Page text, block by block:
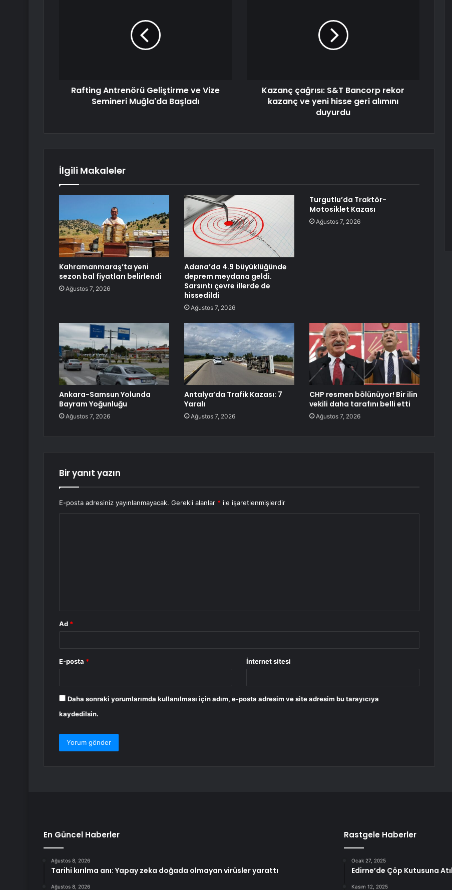
Rafting Antrenörü Geliştirme ve Vize
Semineri Muğla'da Başladı
Kazanç çağrısı: S&T Bancorp rekor
kazanç ve yeni hisse geri alımını
duyurdu
İlgili Makaleler
Kahramanmaraş’ta yeni
sezon bal fiyatları belirlendi
Ağustos 7, 2026
Adana’da 4.9 büyüklüğünde
deprem meydana geldi.
Sarsıntı çevre illerde de
hissedildi
Ağustos 7, 2026
Turgutlu’da Traktör-
Motosiklet Kazası
Ağustos 7, 2026
Ankara-Samsun Yolunda
Bayram Yoğunluğu
Ağustos 7, 2026
Antalya’da Trafik Kazası: 7
Yaralı
Ağustos 7, 2026
CHP resmen bölünüyor! Bir ilin
vekili daha tarafını belli etti
Ağustos 7, 2026
Bir yanıt yazın
E-posta adresiniz yayınlanmayacak. Gerekli alanlar * ile işaretlenmişlerdir
Ad *
E-posta * İnternet sitesi
Daha sonraki yorumlarımda kullanılması için adım, e-posta adresim ve site adresim bu tarayıcıya
kaydedilsin.
En Güncel Haberler
Ağustos 8, 2026
Tarihi kırılma anı: Yapay zeka doğada olmayan virüsler yarattı
Ağustos 8, 2026
Rastgele Haberler
Ocak 27, 2025
Edirne’de Çöp Kutusuna
Kasım 12, 2025